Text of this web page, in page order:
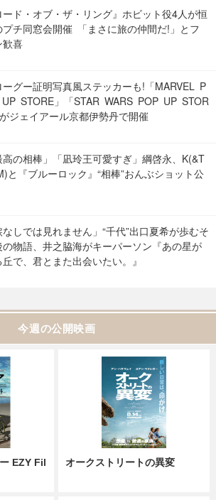
ード・オブ・ザ・リング』ホビット役4人が恒
プチ同窓会開催 「まさに旅の仲間だ!」とフ
歓喜
ーグー証明写真風ステッカーも!「MARVEL P
STORE」「STAR WARS POP UP STOR
ジェイアール京都伊勢丹で開催
高の相棒」「凪玲王可愛すぎ」綱啓永、K(&T
と『ブルーロック』“相棒”おんぶショット公
なしでは見れません」“千代”出口夏希が歩むそ
の物語、井之脇海がキーパーソン『あの星が
丘で、君とまた出会いたい。』
今週の公開映画
EZY Fil
オークストリートの異変